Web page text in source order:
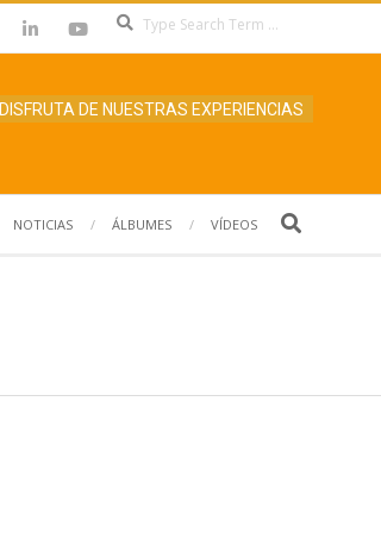
DISFRUTA DE NUESTRAS EXPERIENCIAS
NOTICIAS ÁLBUMES VÍDEOS Search